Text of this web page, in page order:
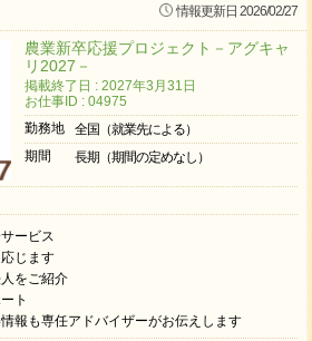
情報更新日 2026/02/27
農業新卒応援プロジェクト－アグキャ
リ2027－
掲載終了日 : 2027年3月31日
お仕事ID : 04975
勤務地
全国（就業先による）
期間
長期（期間の定めなし）
ービス
じます
をご紹介
ト
報も専任アドバイザーがお伝えします